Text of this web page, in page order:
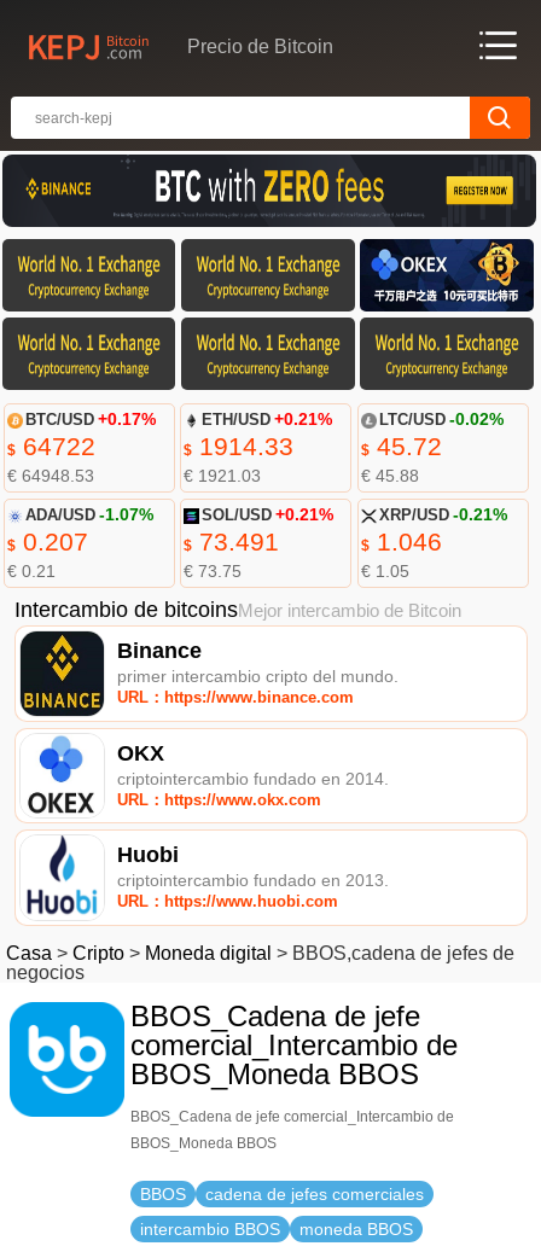
Precio de Bitcoin
BTC/USD +0.17%
$64722
€ 64948.53
ETH/USD +0.21%
$ 1914.33
€ 1921.03
LTC/USD -0.02%
$45.72
€ 45.88
ADA/USD -1.07%
$0.207
€ 0.21
SOL/USD +0.21%
$ 73.491
€ 73.75
XRP/USD -0.21%
$1.046
€ 1.05
Intercambio de bitcoinsMejor intercambio de Bitcoin
Binance
primer intercambio cripto del mundo.
URL：https://www.binance.com
OKX
criptointercambio fundado en 2014.
URL：https://www.okx.com
Huobi
criptointercambio fundado en 2013.
URL：https://www.huobi.com
Casa > Cripto > Moneda digital > BBOS,cadena de jefes de
negocios
BBOS_Cadena de jefe
comercial_Intercambio de
BBOS_Moneda BBOS
BBOS_Cadena de jefe comercial_Intercambio de
BBOS_Moneda BBOS
BBOS
cadena de jefes comerciales
intercambio BBOS
moneda BBOS